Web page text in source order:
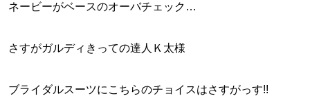
ネービーがベースのオーバチェック…
さすがガルディきっての達人Ｋ太様
ブライダルスーツにこちらのチョイスはさすがっす!!